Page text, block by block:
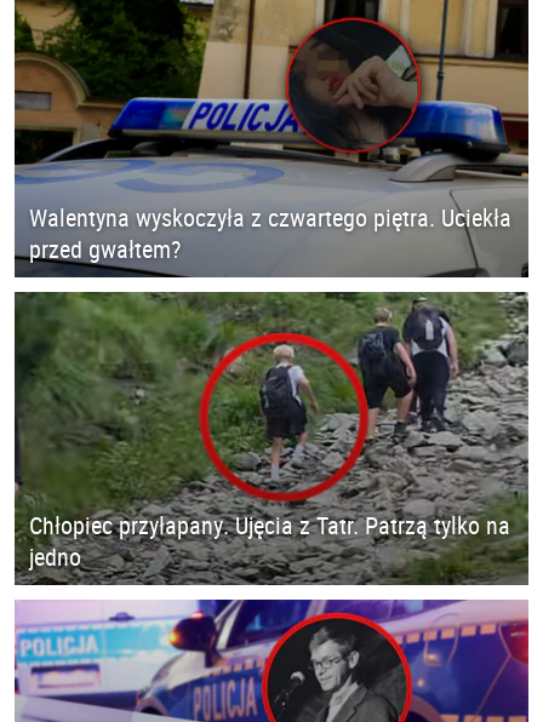
Walentyna wyskoczyła z czwartego piętra. Uciekła
przed gwałtem?
Chłopiec przyłapany. Ujęcia z Tatr. Patrzą tylko na
jedno